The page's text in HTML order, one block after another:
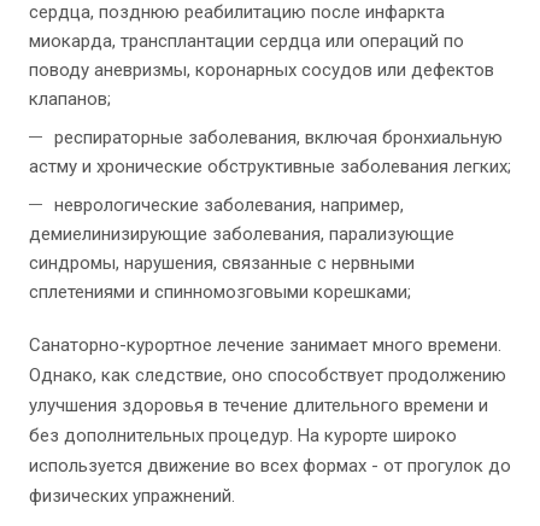
сердца, позднюю реабилитацию после инфаркта
миокарда, трансплантации сердца или операций по
поводу аневризмы, коронарных сосудов или дефектов
клапанов;
респираторные заболевания, включая бронхиальную
астму и хронические обструктивные заболевания легких;
неврологические заболевания, например,
демиелинизирующие заболевания, парализующие
синдромы, нарушения, связанные с нервными
сплетениями и спинномозговыми корешками;
Санаторно-курортное лечение занимает много времени.
Однако, как следствие, оно способствует продолжению
улучшения здоровья в течение длительного времени и
без дополнительных процедур. На курорте широко
используется движение во всех формах - от прогулок до
физических упражнений.